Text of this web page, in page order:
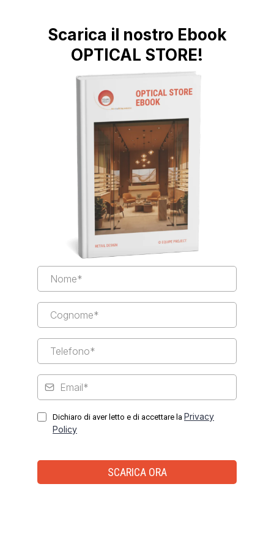
Scarica il nostro Ebook
OPTICAL STORE!
Dichiaro di aver letto e di accettare la Privacy
Policy
SCARICA ORA